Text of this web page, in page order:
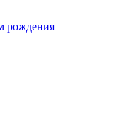
рождения